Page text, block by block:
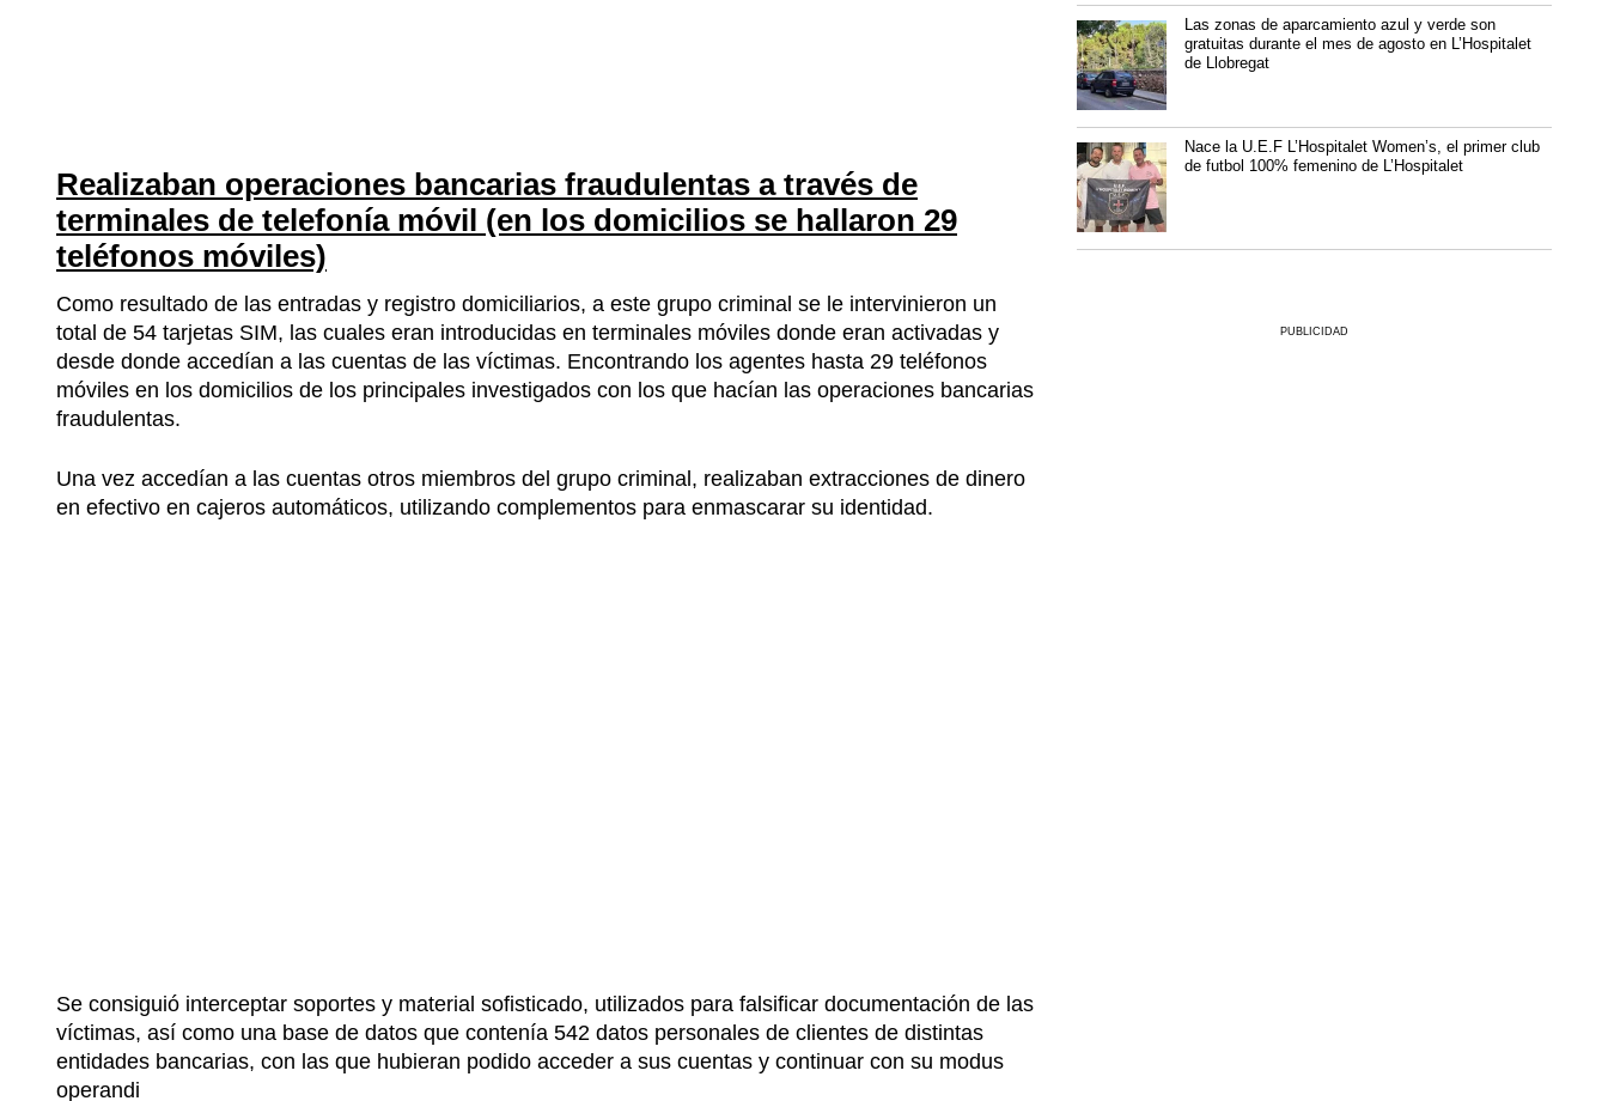
Realizaban operaciones bancarias fraudulentas a través de
terminales de telefonía móvil (en los domicilios se hallaron 29
teléfonos móviles)
Como resultado de las entradas y registro domiciliarios, a este grupo criminal se le intervinieron un
total de 54 tarjetas SIM, las cuales eran introducidas en terminales móviles donde eran activadas y
desde donde accedían a las cuentas de las víctimas. Encontrando los agentes hasta 29 teléfonos
móviles en los domicilios de los principales investigados con los que hacían las operaciones bancarias
fraudulentas.
Una vez accedían a las cuentas otros miembros del grupo criminal, realizaban extracciones de dinero
en efectivo en cajeros automáticos, utilizando complementos para enmascarar su identidad.
Se consiguió interceptar soportes y material sofisticado, utilizados para falsificar documentación de las
víctimas, así como una base de datos que contenía 542 datos personales de clientes de distintas
entidades bancarias, con las que hubieran podido acceder a sus cuentas y continuar con su modus
operandi
Las zonas de aparcamiento azul y verde son
gratuitas durante el mes de agosto en L’Hospitalet
de Llobregat
Nace la U.E.F L’Hospitalet Women’s, el primer club
de futbol 100% femenino de L’Hospitalet
PUBLICIDAD